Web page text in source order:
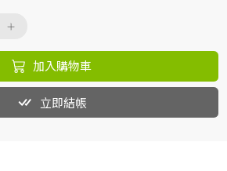
加入購物車
立即結帳